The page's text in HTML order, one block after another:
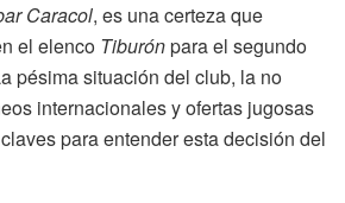
Caracol, es una certeza que
el elenco Tiburónpara el segundo
pésima situación del club, la no
internacionales y ofertas jugosas
para entender esta decisión del